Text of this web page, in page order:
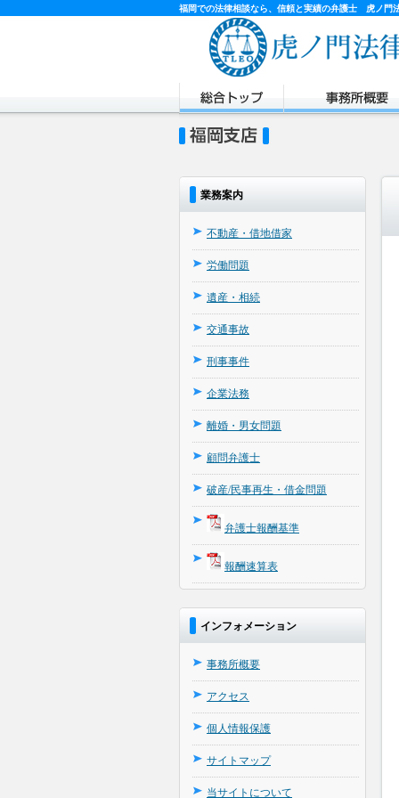
福岡での法律相談なら、信頼と実績の弁護士 虎ノ門
業務案内
不動産・借地借家
労働問題
遺産・相続
交通事故
刑事事件
企業法務
離婚・男女問題
顧問弁護士
破産/民事再生・借金問題
弁護士報酬基準
報酬速算表
インフォメーション
事務所概要
アクセス
個人情報保護
サイトマップ
当サイトについて